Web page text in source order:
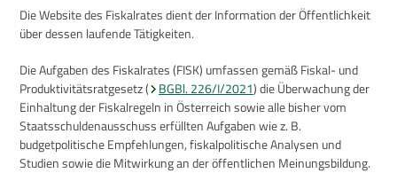
Die Website des Fiskalrates dient der Information der Öffentlichkeit
über dessen laufende Tätigkeiten.
Die Aufgaben des Fiskalrates (FISK) umfassen gemäß Fiskal- und
Produktivitätsratgesetz (
BGBl. 226/I/2021) die Überwachung der
Einhaltung der Fiskalregeln in Österreich sowie alle bisher vom
Staatsschuldenausschuss erfüllten Aufgaben wie z. B.
budgetpolitische Empfehlungen, fiskalpolitische Analysen und
Studien sowie die Mitwirkung an der öffentlichen Meinungsbildung.